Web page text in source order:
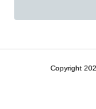
Copyright